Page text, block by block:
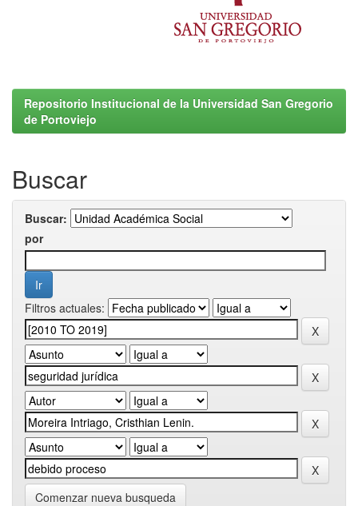
Repositorio Institucional de la Universidad San Gregorio
de Portoviejo
Buscar
Buscar:
por
Filtros actuales:
Comenzar nueva busqueda